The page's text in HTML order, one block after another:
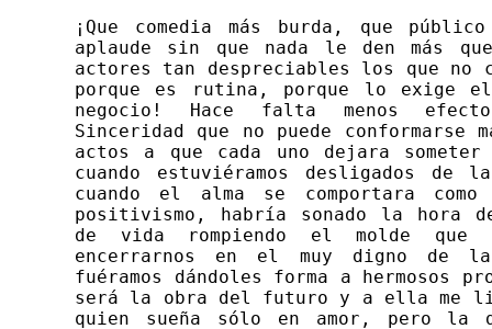
¡Que comedia más burda, que
aplaude sin que nada le den más
actores tan despreciables los que no
porque es rutina, porque lo exige
negocio! Hace falta menos
Sinceridad que no puede conformarse
actos a que cada uno dejara
cuando estuviéramos desligados de
cuando el alma se comportara
positivismo, habría sonado la hora
de vida rompiendo el molde que
encerrarnos en el muy digno de
fuéramos dándoles forma a hermosos
será la obra del futuro y a ella me
quien sueña sólo en amor, pero la